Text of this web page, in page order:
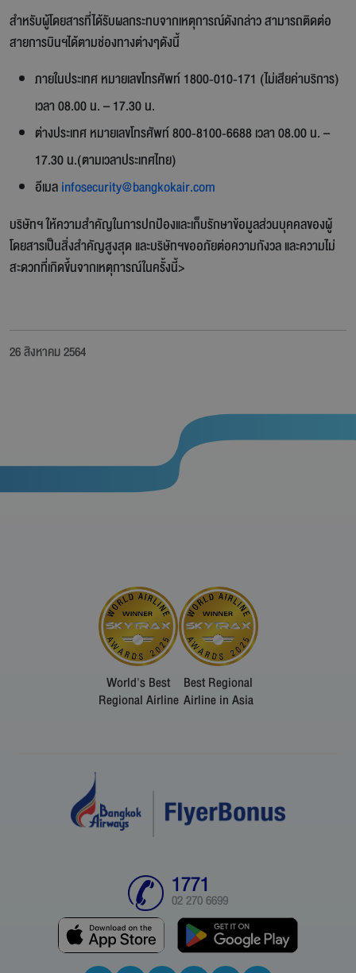
สำหรับผู้โดยสารที่ได้รับผลกระทบจากเหตุการณ์ดังกล่าว สามารถติดต่อ
สายการบินฯได้ตามช่องทางต่างๆดังนี้
ภายในประเทศ หมายเลขโทรศัพท์ 1800-010-171 (ไม่เสียค่าบริการ)
เวลา 08.00 น. – 17.30 น.
ต่างประเทศ หมายเลขโทรศัพท์ 800-8100-6688 เวลา 08.00 น. –
17.30 น.(ตามเวลาประเทศไทย)
อีเมลinfosecurity@bangkokair.com
บริษัทฯ ให้ความสำคัญในการปกป้องและเก็บรักษาข้อมูลส่วนบุคคลของผู้
โดยสารเป็นสิ่งสำคัญสูงสุด และบริษัทฯขออภัยต่อความกังวล และความไม่
สะดวกที่เกิดขึ้นจากเหตุการณ์ในครั้งนี้>
26 สิงหาคม 2564
World's Best
Regional Airline
Best Regional
Airline in Asia
1771
02 270 6699